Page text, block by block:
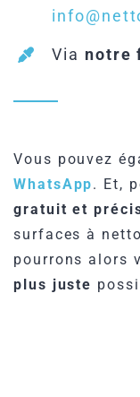
Via notre
Vous pouvez
WhatsApp. Et,
gratuit et
surfaces à
pourrons alors
plus juste